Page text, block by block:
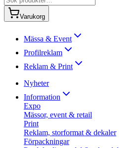
Varukorg
Mässa & Event
Profilreklam
Reklam & Print
Nyheter
Information
Expo
Mässor, event & retail
Print
Reklam, storformat & dekaler
Förpackningar